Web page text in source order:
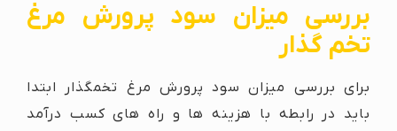
بررسی میزان سود پرورش مرغ
تخم گذار
برای بررسی میزان سود پرورش مرغ تخمگذار ابتدا
باید در رابطه با هزینه ها و راه های کسب درآمد